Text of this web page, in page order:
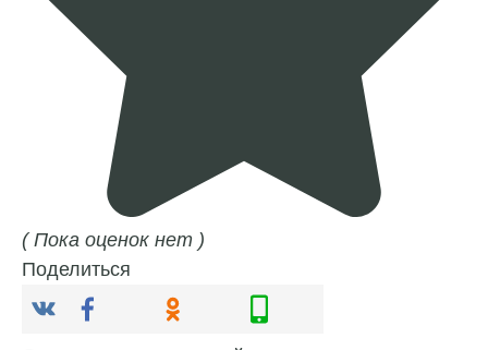
( Пока оценок нет )
Поделиться